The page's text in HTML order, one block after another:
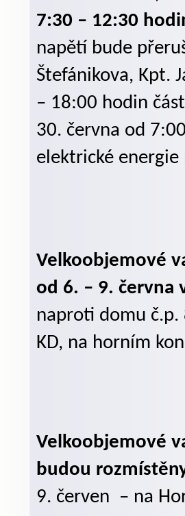
7:30 – 12:30
napětí bude
Štefánikova, Kpt.
– 18:00 hodin
30. června od
elektrické
Velkoobjemové
od 6. – 9. června
naproti domu č.p.
KD, na horním
Velkoobjemové
budou
9. červen – na